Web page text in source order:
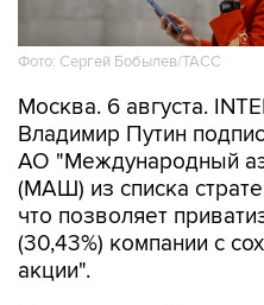
Фото: Сергей Бобылев/ТАСС
Москва. 6 августа.
Владимир Путин
АО "Международный
(МАШ) из списка
что позволяет
(30,43%) компании с
акции".